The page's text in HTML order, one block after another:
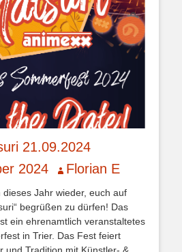
21.09.2024
2024 Autor
Florian E
Jahr wieder, euch auf
begrüßen zu dürfen! Das
ein ehrenamtlich veranstaltetes
in Trier. Das Fest feiert